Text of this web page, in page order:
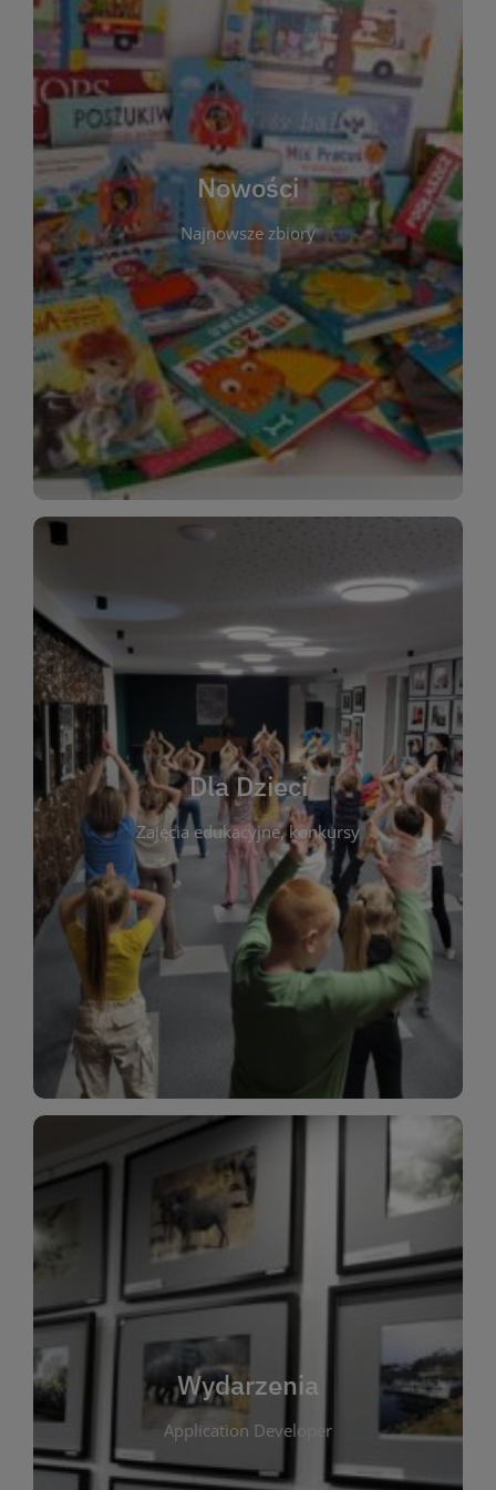
Nowości
Najnowsze zbiory
W tej sekcji prezentujemy najnowsze książki,
audiobooki oraz filmy, które właśnie trafiły do
zbiorów Miejskiej Biblioteki Publicznej w
Starachowicach. Regularnie aktualizujemy listę,
aby Czytelnicy mogli na bieżąco odkrywać świeże
tytuły i najciekawsze premiery wydawnicze. Każda
pozycja opatrzona jest krótkim opisem i
informacją o dostępności w katalogu. Zachęcamy
do częstych odwiedzin – nowości pojawiają się
niemal każdego tygodnia! Dzięki tej zakładce
zawsze będziesz wiedzieć, co warto przeczytać
jako pierwsze.
WIĘCEJ
Dla Dzieci
Zajęcia edukacyjne, konkursy
Dla Dzieci
To miejsce stworzone z myślą o najmłodszych
czytelnikach i ich rodzicach. Znajdziesz tu
informacje o zajęciach edukacyjnych, konkursach
plastycznych i spotkaniach z autorami książek dla
dzieci. Biblioteka oferuje bogaty wybór bajek,
opowiadań i lektur szkolnych, a także przyjazny
kącik do wspólnego czytania. Pragniemy
rozbudzać miłość do książek od najmłodszych lat.
Zapraszamy do wspólnej zabawy i odkrywania
świata literatury!
WIĘCEJ
Wydarzenia
Application Developer
Wydarzenia
W tej zakładce publikujemy informacje o
wszystkich wydarzeniach organizowanych przez
bibliotekę. Znajdziesz tu zapowiedzi spotkań
autorskich, warsztatów, prelekcji i zajęć
tematycznych dla różnych grup wiekowych. Każde
wydarzenie ma na celu promowanie kultury
czytelniczej oraz integrację społeczności lokalnej.
Dzięki kalendarzowi wydarzeń możesz łatwo